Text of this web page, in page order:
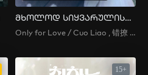
მხოლოდ სიყვარულისთვის
Only for Love / Cuo Liao , 错撩 , 以愛為營 , 錯撩 , Yi Ai Wei Ying , Accidental Love
15+